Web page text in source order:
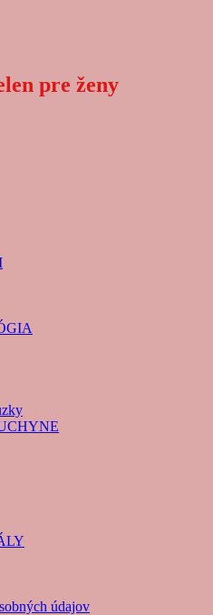
pre ženy
údajov